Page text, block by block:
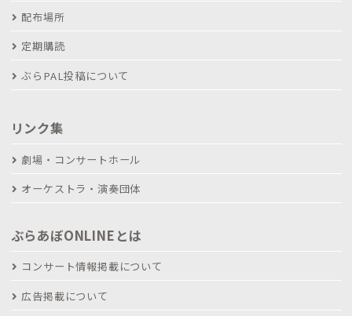
配布場所
定期購読
ぶらPAL投稿について
リンク集
劇場・コンサートホール
オーケストラ・演奏団体
ぶらあぼONLINEとは
コンサート情報掲載について
広告掲載について